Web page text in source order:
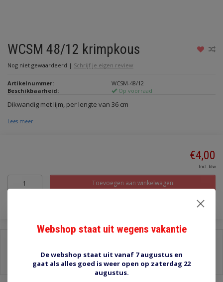
WCSM 48/12 krimpkous
Nog niet gewaardeerd | Schrijf je eigen review
Artikelnummer:
WCSM-48/12
Beschikbaarheid:
Op voorraad
Dikwandig met lijm, per lengte van 36 cm
Lees meer
€4,00
Incl. btw
Toevoegen aan winkelwagen
Stel een vraag over dit product
Afdrukken
Webshop staat uit wegens vakantie
De webshop staat uit vanaf 7 augustus en
gaat als alles goed is weer open op zaterdag 22
augustus.